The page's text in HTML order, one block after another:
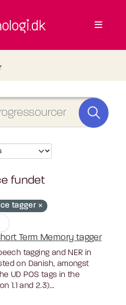
fundet
tagger
Term Memory tagger
tagging and NER in
on Danish, amongst
UD POS tags in the
1.1 and 2.3)...